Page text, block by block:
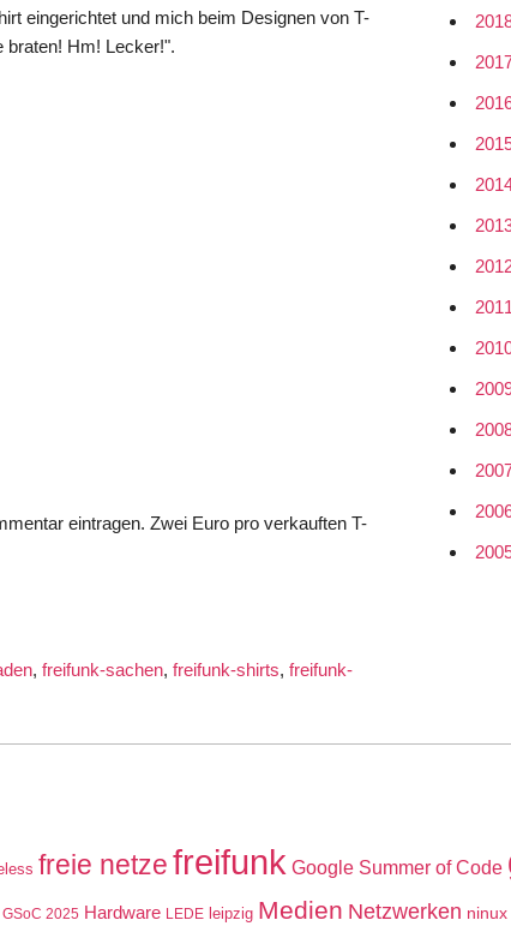
eingerichtet und mich beim Designen von T-
braten! Hm! Lecker!".
eintragen. Zwei Euro pro verkauften T-
, freifunk-sachen, freifunk-shirts, freifunk-
2011
freie netzefreifunk Google Summer of Code
GSoC 2025 Hardware LEDE leipzig Medien Netzwerken ninux